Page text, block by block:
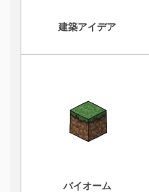
建築アイデア
バイオーム